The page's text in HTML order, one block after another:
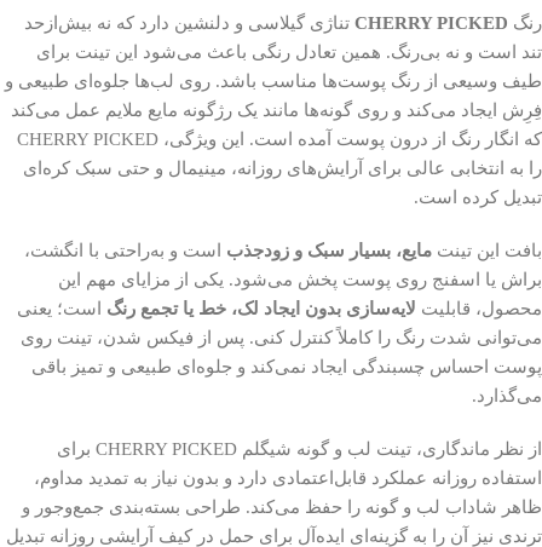
رنگ CHERRY PICKED تناژی گیلاسی و دلنشین دارد که نه بیش‌ازحد
تند است و نه بی‌رنگ. همین تعادل رنگی باعث می‌شود این تینت برای
طیف وسیعی از رنگ پوست‌ها مناسب باشد. روی لب‌ها جلوه‌ای طبیعی و
فِرِش ایجاد می‌کند و روی گونه‌ها مانند یک رژگونه مایع ملایم عمل می‌کند
که انگار رنگ از درون پوست آمده است. این ویژگی، CHERRY PICKED
را به انتخابی عالی برای آرایش‌های روزانه، مینیمال و حتی سبک کره‌ای
تبدیل کرده است.
بافت این تینت مایع، بسیار سبک و زودجذب است و به‌راحتی با انگشت،
براش یا اسفنج روی پوست پخش می‌شود. یکی از مزایای مهم این
محصول، قابلیت لایه‌سازی بدون ایجاد لک، خط یا تجمع رنگ است؛ یعنی
می‌توانی شدت رنگ را کاملاً کنترل کنی. پس از فیکس شدن، تینت روی
پوست احساس چسبندگی ایجاد نمی‌کند و جلوه‌ای طبیعی و تمیز باقی
می‌گذارد.
از نظر ماندگاری، تینت لب و گونه شیگلم CHERRY PICKED برای
استفاده روزانه عملکرد قابل‌اعتمادی دارد و بدون نیاز به تمدید مداوم،
ظاهر شاداب لب و گونه را حفظ می‌کند. طراحی بسته‌بندی جمع‌وجور و
ترندی نیز آن را به گزینه‌ای ایده‌آل برای حمل در کیف آرایشی روزانه تبدیل